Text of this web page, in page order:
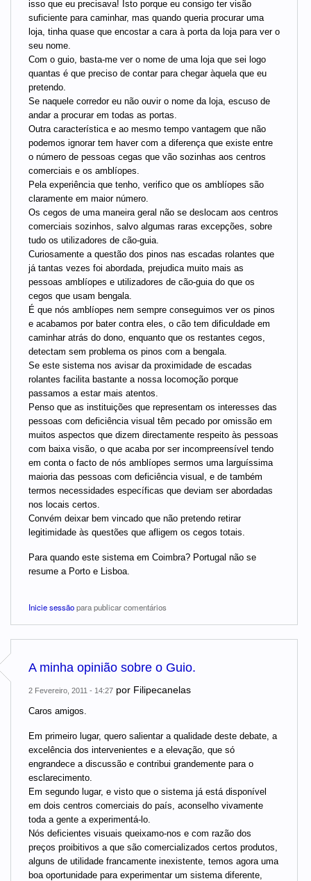
isso que eu precisava! Isto porque eu consigo ter visão
suficiente para caminhar, mas quando queria procurar uma
loja, tinha quase que encostar a cara à porta da loja para ver o
seu nome.
Com o guio, basta-me ver o nome de uma loja que sei logo
quantas é que preciso de contar para chegar àquela que eu
pretendo.
Se naquele corredor eu não ouvir o nome da loja, escuso de
andar a procurar em todas as portas.
Outra característica e ao mesmo tempo vantagem que não
podemos ignorar tem haver com a diferença que existe entre
o número de pessoas cegas que vão sozinhas aos centros
comerciais e os amblíopes.
Pela experiência que tenho, verifico que os amblíopes são
claramente em maior número.
Os cegos de uma maneira geral não se deslocam aos centros
comerciais sozinhos, salvo algumas raras excepções, sobre
tudo os utilizadores de cão-guia.
Curiosamente a questão dos pinos nas escadas rolantes que
já tantas vezes foi abordada, prejudica muito mais as
pessoas amblíopes e utilizadores de cão-guia do que os
cegos que usam bengala.
É que nós amblíopes nem sempre conseguimos ver os pinos
e acabamos por bater contra eles, o cão tem dificuldade em
caminhar atrás do dono, enquanto que os restantes cegos,
detectam sem problema os pinos com a bengala.
Se este sistema nos avisar da proximidade de escadas
rolantes facilita bastante a nossa locomoção porque
passamos a estar mais atentos.
Penso que as instituições que representam os interesses das
pessoas com deficiência visual têm pecado por omissão em
muitos aspectos que dizem directamente respeito às pessoas
com baixa visão, o que acaba por ser incompreensível tendo
em conta o facto de nós amblíopes sermos uma larguíssima
maioria das pessoas com deficiência visual, e de também
termos necessidades específicas que deviam ser abordadas
nos locais certos.
Convém deixar bem vincado que não pretendo retirar
legitimidade às questões que afligem os cegos totais.
Para quando este sistema em Coimbra? Portugal não se
resume a Porto e Lisboa.
Inicie sessãopara publicar comentários
A minha opinião sobre o Guio.
2 Fevereiro, 2011 - 14:27 por Filipecanelas
Caros amigos.
Em primeiro lugar, quero salientar a qualidade deste debate, a
excelência dos intervenientes e a elevação, que só
engrandece a discussão e contribui grandemente para o
esclarecimento.
Em segundo lugar, e visto que o sistema já está disponível
em dois centros comerciais do país, aconselho vivamente
toda a gente a experimentá-lo.
Nós deficientes visuais queixamo-nos e com razão dos
preços proibitivos a que são comercializados certos produtos,
alguns de utilidade francamente inexistente, temos agora uma
boa oportunidade para experimentar um sistema diferente,